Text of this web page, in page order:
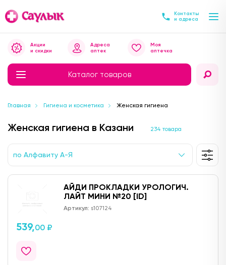
Контакты
и адреса
Каталог товаров
Акции
и скидки
Адреса
аптек
Моя
аптечка
Главная Гигиена и косметика Женская гигиена
Женская гигиена в Казани 234 товара
по Алфавиту А-Я
АЙДИ ПРОКЛАДКИ УРОЛОГИЧ.
ЛАЙТ МИНИ №20 [ID]
Артикул: s107124
539,00 ₽